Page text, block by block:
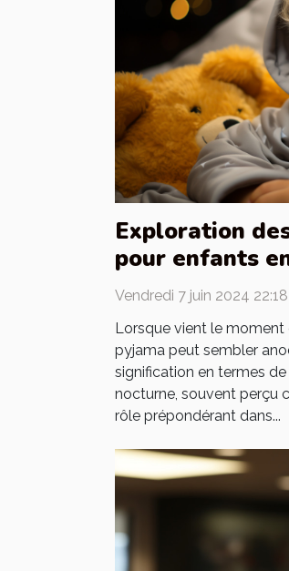
Exploration
pour enfants
sécurité
Vendredi 7 juin 2024 22:18
Lorsque vient le
pyjama peut sembler
signification en termes
nocturne, souvent perçu
rôle prépondérant dans...